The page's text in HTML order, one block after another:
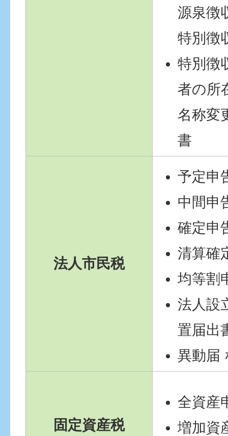
源泉徴
特別徴
特別徴
者の所
名称変
書
法人市民税
予定申
中間申
確定申
清算確
均等割
法人設
置届出
異動届
固定資産税
全資産
増加資